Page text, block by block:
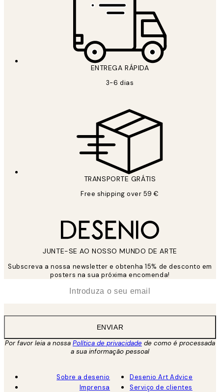
ENTREGA RÁPIDA
3-6 dias
TRANSPORTE GRÁTIS
Free shipping over 59 €
JUNTE-SE AO NOSSO MUNDO DE ARTE
Subscreva a nossa newsletter e obtenha 15% de desconto em
posters na sua próxima encomenda!
ENVIAR
Por favor leia a nossa Política de privacidade de como é processada
a sua informação pessoal
Sobre a desenio
Imprensa
Desenio Art Advice
Serviço de clientes